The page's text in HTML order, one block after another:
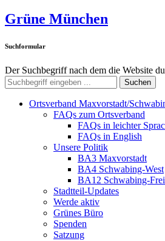
Grüne München
Suchformular
Der Suchbegriff nach dem die Website
Suchen
Ortsverband Maxvorstadt/
FAQs zum Ortsverband
FAQs in leichter
FAQs in English
Unsere Politik
BA3 Maxvorstadt
BA4 Schwabing-West
BA12 Schwabing-
Stadtteil-Updates
Werde aktiv
Grünes Büro
Spenden
Satzung